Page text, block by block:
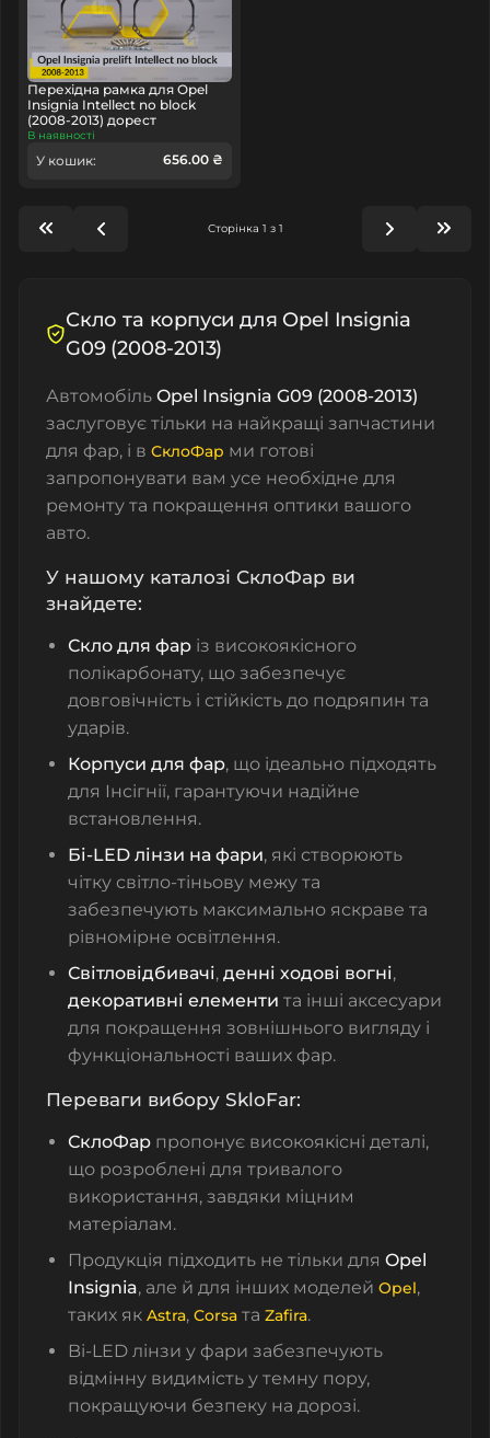
Перехідна рамка для Opel
Insignia Intellect no block
(2008-2013) дорест
В наявності
У кошик: 656.00 ₴
Сторінка 1 з 1
Скло та корпуси для Opel Insignia
G09 (2008-2013)
Автомобіль Opel Insignia G09 (2008-2013)
заслуговує тільки на найкращі запчастини
для фар, і в СклоФар ми готові
запропонувати вам усе необхідне для
ремонту та покращення оптики вашого
авто.
У нашому каталозі СклоФар ви
знайдете:
Скло для фар із високоякісного
полікарбонату, що забезпечує
довговічність і стійкість до подряпин та
ударів.
Корпуси для фар, що ідеально підходять
для Інсігнії, гарантуючи надійне
встановлення.
Бі-LED лінзи на фари, які створюють
чітку світло-тіньову межу та
забезпечують максимально яскраве та
рівномірне освітлення.
Світловідбивачі, денні ходові вогні,
декоративні елементи та інші аксесуари
для покращення зовнішнього вигляду і
функціональності ваших фар.
Переваги вибору SkloFar:
СклоФар пропонує високоякісні деталі,
що розроблені для тривалого
використання, завдяки міцним
матеріалам.
Продукція підходить не тільки для Opel
Insignia, але й для інших моделей Opel,
таких як Astra, Corsa та Zafira.
Bi-LED лінзи у фари забезпечують
відмінну видимість у темну пору,
покращуючи безпеку на дорозі.